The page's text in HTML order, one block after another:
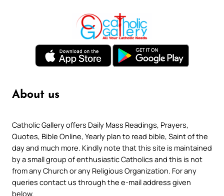
About us
Catholic Gallery offers Daily Mass Readings, Prayers,
Quotes, Bible Online, Yearly plan to read bible, Saint of the
day and much more. Kindly note that this site is maintained
by a small group of enthusiastic Catholics and this is not
from any Church or any Religious Organization. For any
queries contact us through the e-mail address given
below.